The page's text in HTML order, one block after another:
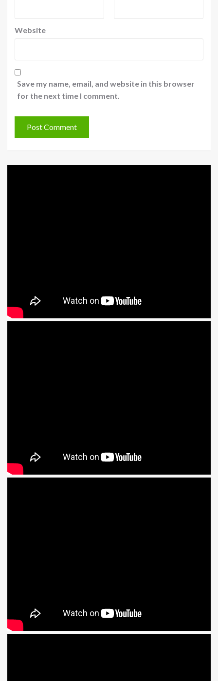
Website
Save my name, email, and website in this browser
for the next time I comment.